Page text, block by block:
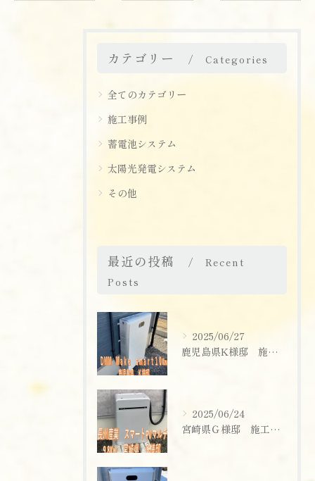
カテゴリー Categories
全てのカテゴリー
施工事例
蓄電池システム
太陽光発電システム
その他
最近の投稿
Recent
Posts
2025/06/27
鹿児島県K様邸 施工実績
2025/06/24
宮崎県Ｇ様邸 施工実績